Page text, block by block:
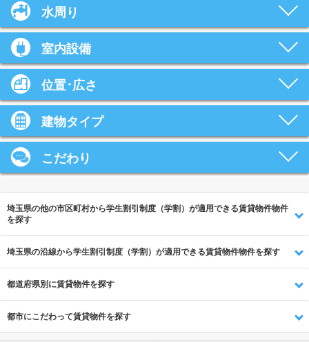
水周り
室内設備
位置･広さ
建物タイプ
こだわり
埼玉県の他の市区町村から学生割引制度（学割）が適用できる賃貸物件物件
を探す
埼玉県の沿線から学生割引制度（学割）が適用できる賃貸物件物件を探す
都道府県別に賃貸物件を探す
都市にこだわって賃貸物件を探す